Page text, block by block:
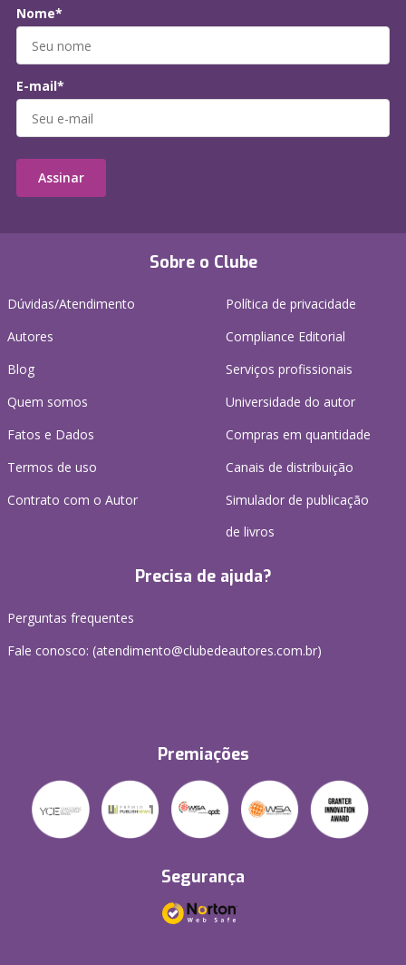
Sobre o Clube
Dúvidas/Atendimento
Autores
Blog
Quem somos
Fatos e Dados
Termos de uso
Contrato com o Autor
Política de privacidade
Compliance Editorial
Serviços profissionais
Universidade do autor
Compras em quantidade
Canais de distribuição
Simulador de publicação
de livros
Precisa de ajuda?
Perguntas frequentes
Fale conosco: (atendimento@clubedeautores.com.br)
Premiações
Segurança
Nome*
E-mail*
Assinar